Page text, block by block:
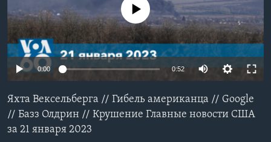
Learning English
СОЦИАЛЬНЫЕ СЕТИ
Языки
No media source currently available
0:00 0:52
Яхта Вексельберга // Гибель американца // Google
// Базз Олдрин // Крушение Главные новости США
за 21 января 2023